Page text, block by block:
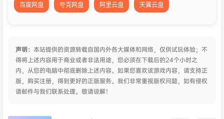
百度网盘 夸克网盘 阿里云盘 天翼云盘
声明： 本站提供的资源转载自国内外各大媒体和网络，仅供试玩体验；不
得将上述内容用于商业或者非法用途，您必须在下载后的24个小时之
内，从您的电脑中彻底删除上述内容。如果您喜欢该游戏内容，请支持正
版，购买注册，得到更好的正版服务。我们非常重视版权问题，如有侵权
请邮件与我们联系处理。敬请谅解！